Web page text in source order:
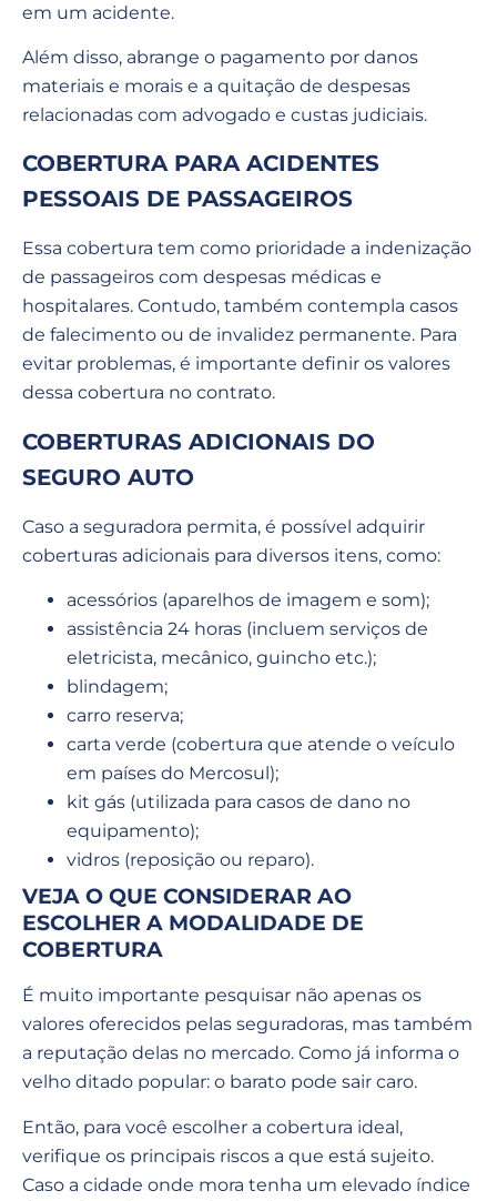
em um acidente.
Além disso, abrange o pagamento por danos
materiais e morais e a quitação de despesas
relacionadas com advogado e custas judiciais.
COBERTURA PARA ACIDENTES
PESSOAIS DE PASSAGEIROS
Essa cobertura tem como prioridade a indenização
de passageiros com despesas médicas e
hospitalares. Contudo, também contempla casos
de falecimento ou de invalidez permanente. Para
evitar problemas, é importante definir os valores
dessa cobertura no contrato.
COBERTURAS ADICIONAIS DO
SEGURO AUTO
Caso a seguradora permita, é possível adquirir
coberturas adicionais para diversos itens, como:
acessórios (aparelhos de imagem e som);
assistência 24 horas (incluem serviços de
eletricista, mecânico, guincho etc.);
blindagem;
carro reserva;
carta verde (cobertura que atende o veículo
em países do Mercosul);
kit gás (utilizada para casos de dano no
equipamento);
vidros (reposição ou reparo).
VEJA O QUE CONSIDERAR AO
ESCOLHER A MODALIDADE DE
COBERTURA
É muito importante pesquisar não apenas os
valores oferecidos pelas seguradoras, mas também
a reputação delas no mercado. Como já informa o
velho ditado popular: o barato pode sair caro.
Então, para você escolher a cobertura ideal,
verifique os principais riscos a que está sujeito.
Caso a cidade onde mora tenha um elevado índice